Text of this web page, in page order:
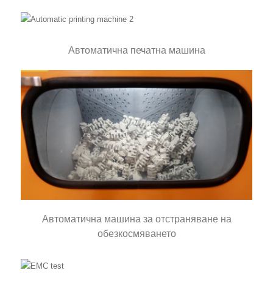
Автоматична печатна машина
Автоматична машина за отстраняване на
обезкосмяването